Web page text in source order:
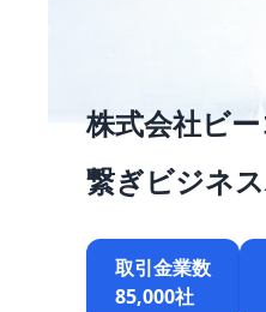
株式会社ビ
繋ぎビジネ
取引金業数
85,000社